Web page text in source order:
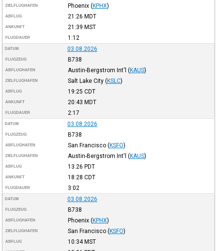
ZIELFLUGHAFEN Phoenix (KPHX)
ABFLUG 21:26 MDT
ANKUNFT 21:39 MST
FLUGDAUER 1:12
DATUM 03.08.2026
FLUGZEUG B738
ABFLUGHAFEN Austin-Bergstrom Int'l (KAUS)
ZIELFLUGHAFEN Salt Lake City (KSLC)
ABFLUG 19:25 CDT
ANKUNFT 20:43 MDT
FLUGDAUER 2:17
DATUM 03.08.2026
FLUGZEUG B738
ABFLUGHAFEN San Francisco (KSFO)
ZIELFLUGHAFEN Austin-Bergstrom Int'l (KAUS)
ABFLUG 13:26 PDT
ANKUNFT 18:28 CDT
FLUGDAUER 3:02
DATUM 03.08.2026
FLUGZEUG B738
ABFLUGHAFEN Phoenix (KPHX)
ZIELFLUGHAFEN San Francisco (KSFO)
ABFLUG 10:34MST